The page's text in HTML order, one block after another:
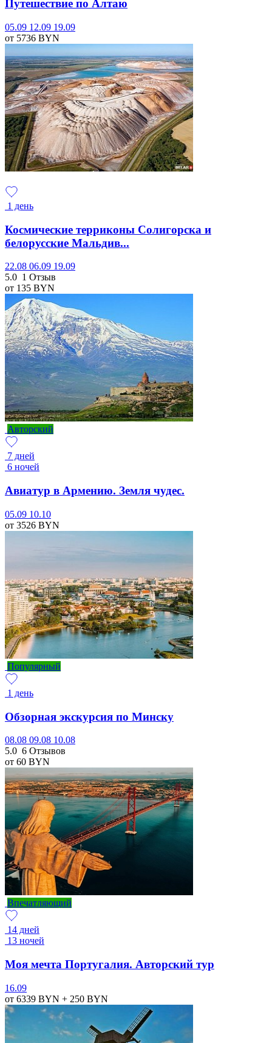
Путешествие по Алтаю
05.09 12.09 19.09
от 5736 BYN
1 день
Космические терриконы Солигорска и
белорусские Мальдив...
22.08 06.09 19.09
5.0 1 Отзыв
от 135 BYN
Авторский
7 дней
6 ночей
Авиатур в Армению. Земля чудес.
05.09 10.10
от 3526 BYN
Популярный
1 день
Обзорная экскурсия по Минску
08.08 09.08 10.08
5.0 6 Отзывов
от 60 BYN
Впечатляющий
14 дней
13 ночей
Моя мечта Португалия. Авторский тур
16.09
от 6339 BYN + 250 BYN